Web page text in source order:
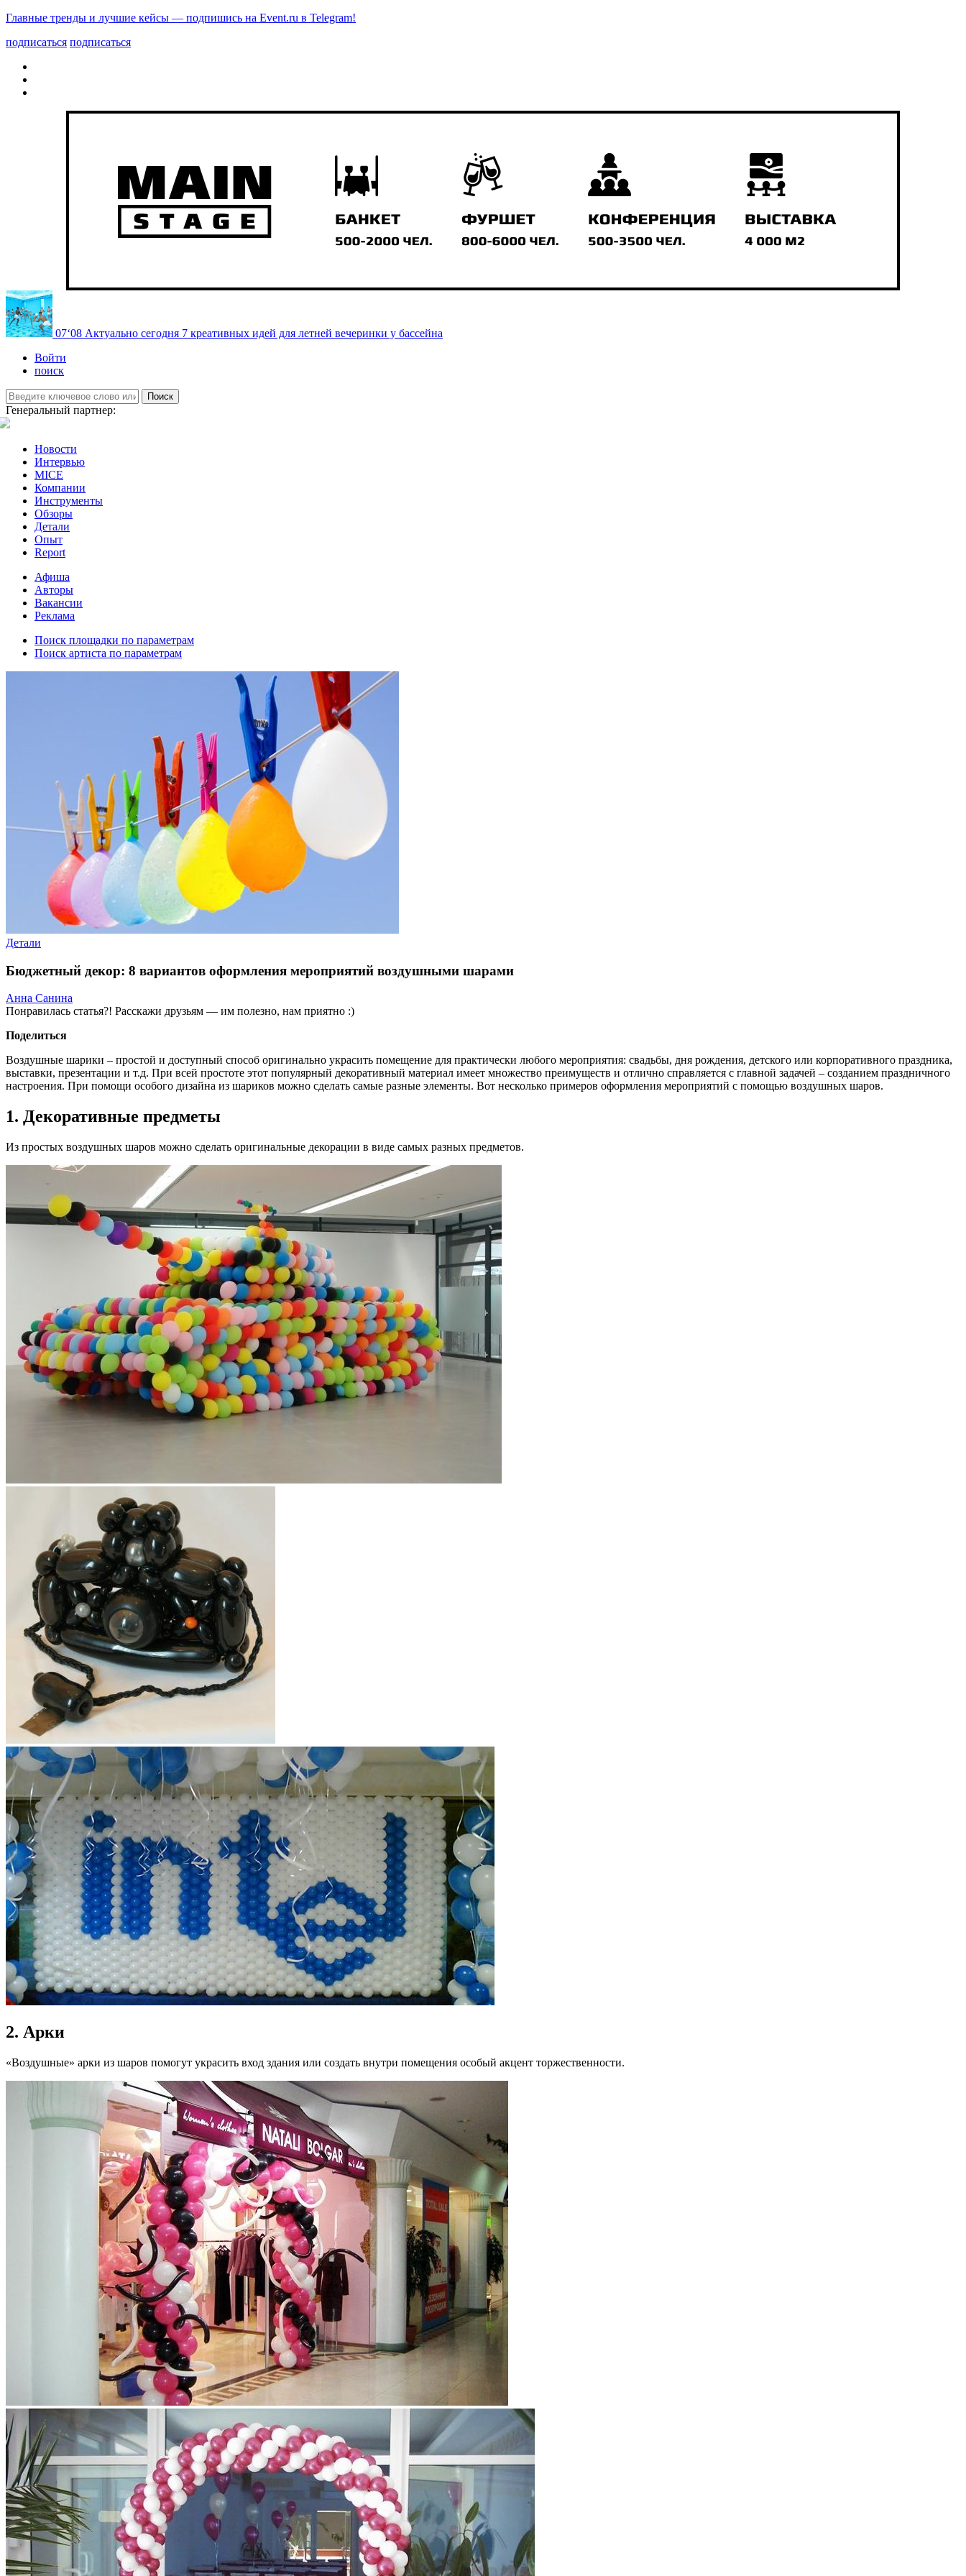
Главные тренды и лучшие кейсы — подпишись на Event.ru в Telegram!
подписаться подписаться
07‘08 Актуально сегодня 7 креативных идей для летней вечеринки у бассейна
Войти
поиск
Поиск
Генеральный партнер:
Новости
Интервью
MICE
Компании
Инструменты
Обзоры
Детали
Опыт
Report
Афиша
Авторы
Вакансии
Реклама
Поиск площадки по параметрам
Поиск артиста по параметрам
Детали
Бюджетный декор: 8 вариантов оформления мероприятий воздушными шарами
Анна Санина
Понравилась статья?! Расскажи друзьям — им полезно, нам приятно :)
Поделиться
Воздушные шарики – простой и доступный способ оригинально украсить помещение для практически любого мероприятия: свадьбы, дня рождения, детского или корпоративного праздника,
выставки, презентации и т.д. При всей простоте этот популярный декоративный материал имеет множество преимуществ и отлично справляется с главной задачей – созданием праздничного
настроения. При помощи особого дизайна из шариков можно сделать самые разные элементы. Вот несколько примеров оформления мероприятий с помощью воздушных шаров.
1. Декоративные предметы
Из простых воздушных шаров можно сделать оригинальные декорации в виде самых разных предметов.
2. Арки
«Воздушные» арки из шаров помогут украсить вход здания или создать внутри помещения особый акцент торжественности.